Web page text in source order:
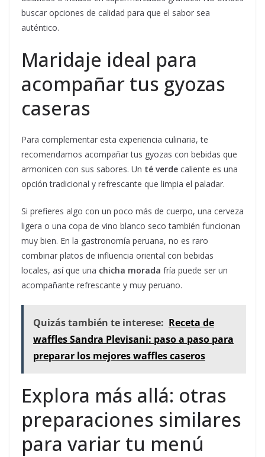
buscar opciones de calidad para que el sabor sea
auténtico.
Maridaje ideal para
acompañar tus gyozas
caseras
Para complementar esta experiencia culinaria, te
recomendamos acompañar tus gyozas con bebidas que
armonicen con sus sabores. Un té verde caliente es una
opción tradicional y refrescante que limpia el paladar.
Si prefieres algo con un poco más de cuerpo, una cerveza
ligera o una copa de vino blanco seco también funcionan
muy bien. En la gastronomía peruana, no es raro
combinar platos de influencia oriental con bebidas
locales, así que una chicha morada fría puede ser un
acompañante refrescante y muy peruano.
Quizás también te interese: Receta de
waffles Sandra Plevisani: paso a paso para
preparar los mejores waffles caseros
Explora más allá: otras
preparaciones similares
para variar tu menú